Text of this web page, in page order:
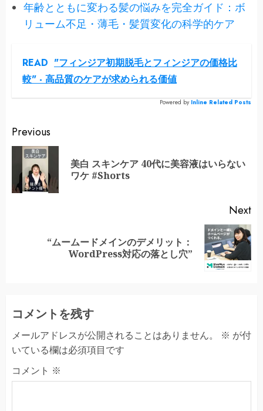
年齢とともに変わる髪の悩みを完全ガイド：ボ
リューム不足・薄毛・髪質変化の科学的ケア
READ "フィンジア初期脱毛とフィンジアの価格比
較" - 高品質のケアが求められる価値
Powered by Inline Related Posts
Continue
Reading
Previous
美白 スキンケア 40代に美容液はいらない
ワケ #Shorts
Next
“ムームードメインのデメリット：
WordPress対応の落とし穴”
コメントを残す
メールアドレスが公開されることはありません。 ※ が付
いている欄は必須項目です
コメント ※